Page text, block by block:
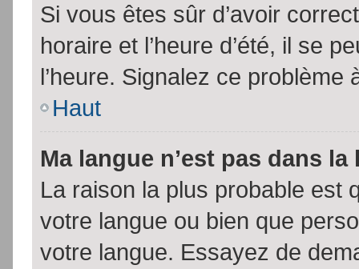
Si vous êtes sûr d’avoir
horaire et l’heure d’été, il se
l’heure. Signalez ce problème
Haut
Ma langue n’est pas dans la
La raison la plus probable est
votre langue ou bien que
votre langue. Essayez de